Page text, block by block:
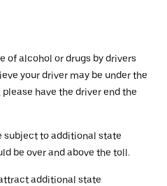
of alcohol or drugs by drivers
your driver may be under the
have the driver end the
subject to additional state
be over and above the toll.
additional state